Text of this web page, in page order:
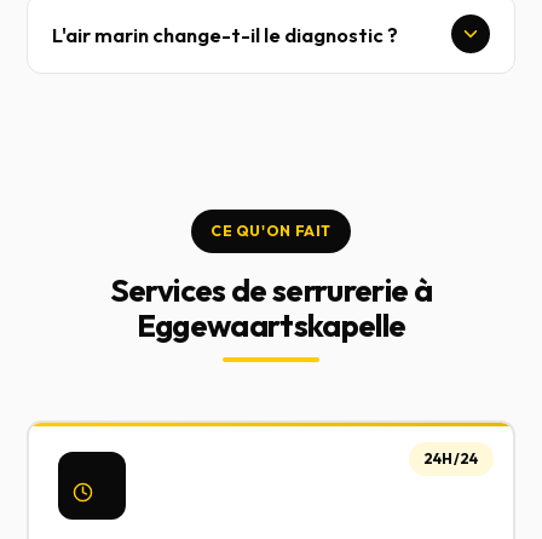
L'air marin change-t-il le diagnostic ?
CE QU'ON FAIT
Services de serrurerie à
Eggewaartskapelle
24H/24